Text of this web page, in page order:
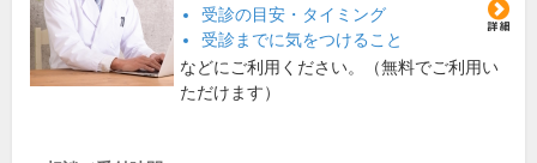
受診の目安・タイミング
受診までに気をつけること
などにご利用ください。（無料でご利用い
ただけます）